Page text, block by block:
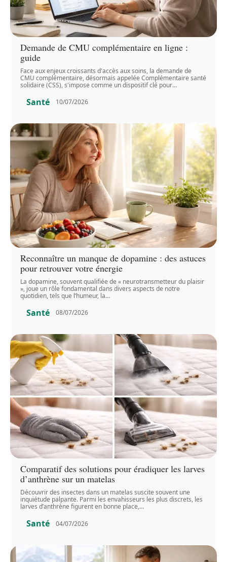
Demande de CMU complémentaire en ligne :
guide
Face aux enjeux croissants d'accès aux soins, la demande de
CMU complémentaire, désormais appelée Complémentaire santé
solidaire (CSS), s'impose comme un dispositif clé pour…
Santé 10/07/2026
Reconnaître un manque de dopamine : des astuces
pour retrouver votre énergie
La dopamine, souvent qualifiée de « neurotransmetteur du plaisir
», joue un rôle fondamental dans divers aspects de notre
quotidien, tels que l’humeur, la…
Santé 08/07/2026
Comparatif des solutions pour éradiquer les larves
d’anthrène sur un matelas
Découvrir des insectes dans un matelas suscite souvent une
inquiétude palpante. Parmi les envahisseurs les plus discrets, les
larves d’anthrène figurent en bonne place,…
Santé 04/07/2026